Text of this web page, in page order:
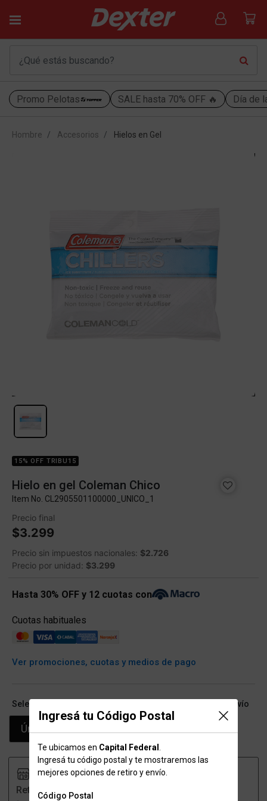
Promo Pelotas SALE hasta 70% OFF 🔥 Día de
Ingresá tu Código Postal
Te ubicamos en Capital Federal
Ingresá tu código postal y te mostraremos las
mejores opciones de retiro y envío.
Código Postal
Hombre Accesorios Hielos en Gel
15% OFF TRIBU15
Hielo en gel Coleman Chico
Item No. CL2905501100000_UNICO_1
Precio final
$3.299
Precio sin impuestos nacionales: $2.726
Precio por unidad: $3.299
Hasta 30% OFF y 12 cuotas con
Cuotas habituales
Ver promociones, cuotas y medios de pago
Seleccioná talle (ARG) y conocé las opciones de retiro/envío
Único
Retiro